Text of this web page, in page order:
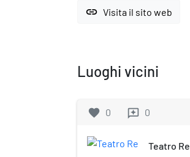
link Visita il sito web
Luoghi vicini
favorite 0 reviews 0
Teatro Re